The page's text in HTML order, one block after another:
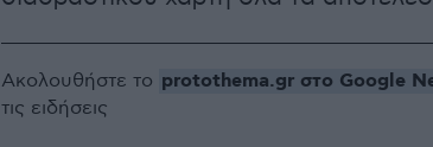
Ακολουθήστε το protothema.gr στο Google
τις ειδήσεις